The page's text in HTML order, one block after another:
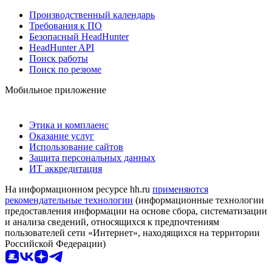
Производственный календарь
Требования к ПО
Безопасный HeadHunter
HeadHunter API
Поиск работы
Поиск по резюме
Мобильное приложение
Этика и комплаенс
Оказание услуг
Использование сайтов
Защита персональных данных
ИТ аккредитация
На информационном ресурсе hh.ru применяются
рекомендательные технологии (информационные технологии
предоставления информации на основе сбора, систематизации
и анализа сведений, относящихся к предпочтениям
пользователей сети «Интернет», находящихся на территории
Российской Федерации)